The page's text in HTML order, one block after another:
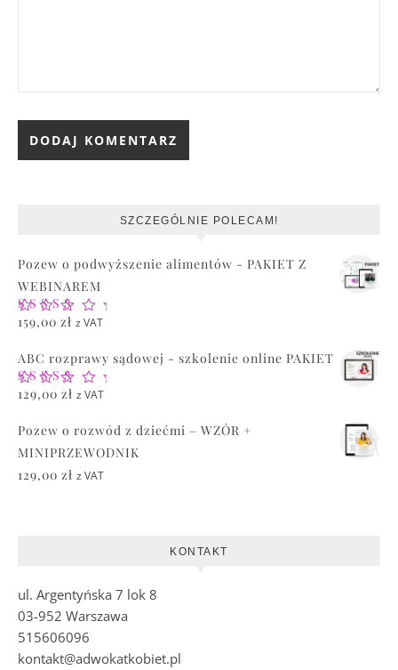
SZCZEGÓLNIE POLECAM!
Pozew o podwyższenie alimentów - PAKIET Z
WEBINAREM
Oceniono
5.00
159,00 zł z VAT
ABC rozprawy sądowej - szkolenie online PAKIET
Oceniono
5.00
129,00 zł z VAT
Pozew o rozwód z dziećmi – WZÓR +
MINIPRZEWODNIK
129,00 zł z VAT
KONTAKT
ul. Argentyńska 7 lok 8
03-952 Warszawa
515606096
kontakt@adwokatkobiet.pl